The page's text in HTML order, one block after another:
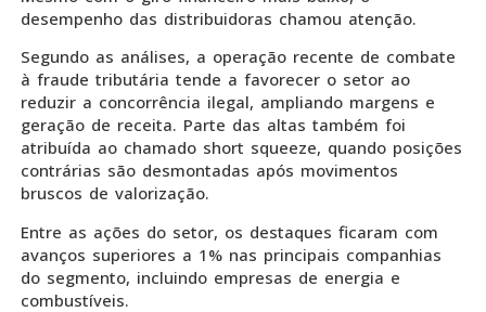
desempenho das distribuidoras chamou atenção.
Segundo as análises, a operação recente de combate
à fraude tributária tende a favorecer o setor ao
reduzir a concorrência ilegal, ampliando margens e
geração de receita. Parte das altas também foi
atribuída ao chamado short squeeze, quando posições
contrárias são desmontadas após movimentos
bruscos de valorização.
Entre as ações do setor, os destaques ficaram com
avanços superiores a 1% nas principais companhias
do segmento, incluindo empresas de energia e
combustíveis.